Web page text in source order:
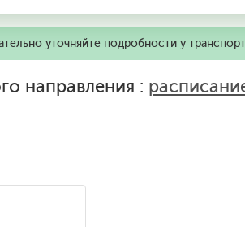
уточняйте подробности у
направления :